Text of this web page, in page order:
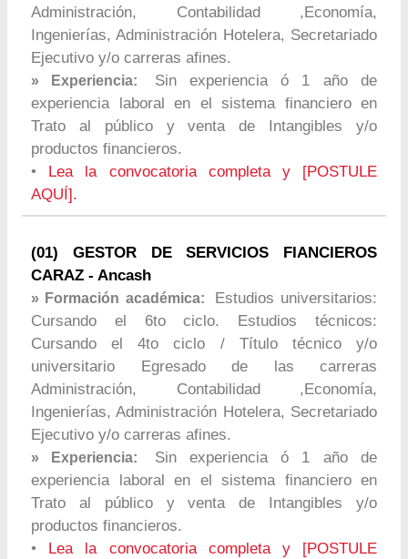
Administración, Contabilidad ,Economía,
Ingenierías, Administración Hotelera, Secretariado
Ejecutivo y/o carreras afines.
» Experiencia:
Sin experiencia ó 1 año de
experiencia laboral en el sistema financiero en
Trato al público y venta de Intangibles y/o
productos financieros.
•
Lea la convocatoria completa y [POSTULE
AQUÍ].
(01) GESTOR DE SERVICIOS FIANCIEROS
CARAZ - Ancash
» Formación académica:
Estudios universitarios:
Cursando el 6to ciclo. Estudios técnicos:
Cursando el 4to ciclo / Título técnico y/o
universitario Egresado de las carreras
Administración, Contabilidad ,Economía,
Ingenierías, Administración Hotelera, Secretariado
Ejecutivo y/o carreras afines.
» Experiencia:
Sin experiencia ó 1 año de
experiencia laboral en el sistema financiero en
Trato al público y venta de Intangibles y/o
productos financieros.
•
Lea la convocatoria completa y [POSTULE